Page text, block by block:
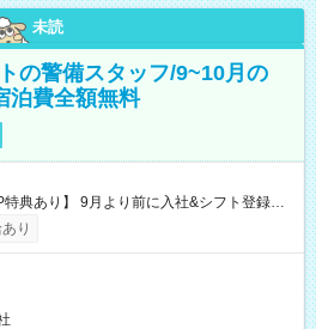
未読
の警備スタッフ/9~10月の
費全額無料
特典あり】 9月より前に入社&シフト登録す
23) の日給がUP! 日給1万1500円でしっか
す♪ 【試用期間】試用期間なし
り